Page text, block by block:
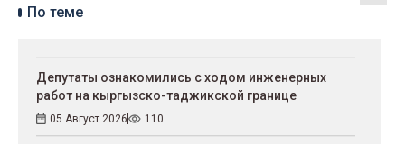
По теме
Депутаты ознакомились с ходом инженерных
работ на кыргызско-таджикской границе
05 Август 2026 110